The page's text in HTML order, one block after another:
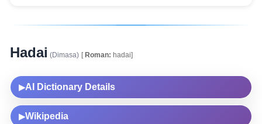
Hadai (Dimasa) [Roman: hadai]
▶AI Dictionary Details
▶Wikipedia